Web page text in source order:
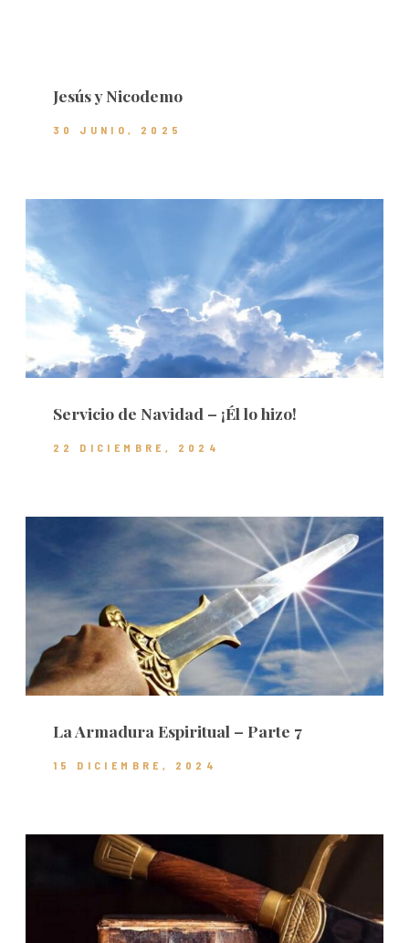
Jesús y Nicodemo
30 JUNIO, 2025
Servicio de Navidad – ¡Él lo hizo!
22 DICIEMBRE, 2024
La Armadura Espiritual – Parte 7
15 DICIEMBRE, 2024